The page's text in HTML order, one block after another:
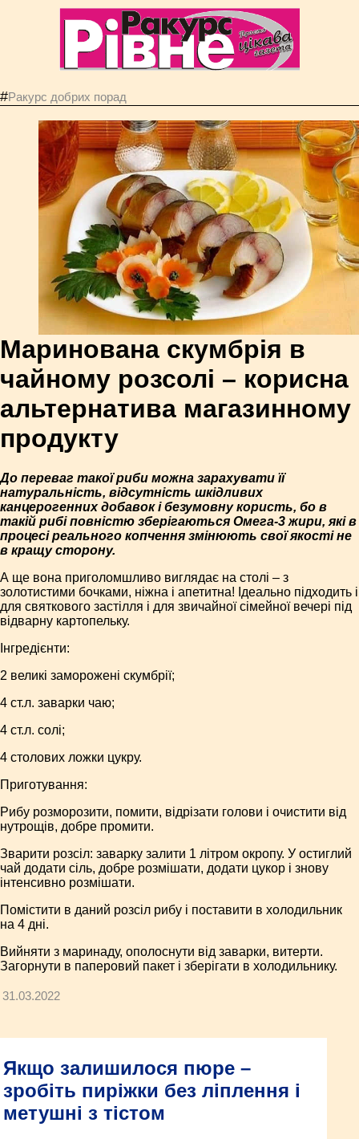
#Ракурс добрих порад
Маринована скумбрія в
чайному розсолі – корисна
альтернатива магазинному
продукту
До переваг такої риби можна зарахувати її
натуральність, відсутність шкідливих
канцерогенних добавок і безумовну користь, бо в
такій рибі повністю зберігаються Омега-3 жири, які в
процесі реального копчення змінюють свої якості не
в кращу сторону.
А ще вона приголомшливо виглядає на столі – з
золотистими бочками, ніжна і апетитна! Ідеально підходить і
для святкового застілля і для звичайної сімейної вечері під
відварну картопельку.
Інгредієнти:
2 великі заморожені скумбрії;
4 ст.л. заварки чаю;
4 ст.л. солі;
4 столових ложки цукру.
Приготування:
Рибу розморозити, помити, відрізати голови і очистити від
нутрощів, добре промити.
Зварити розсіл: заварку залити 1 літром окропу. У остиглий
чай додати сіль, добре розмішати, додати цукор і знову
інтенсивно розмішати.
Помістити в даний розсіл рибу і поставити в холодильник
на 4 дні.
Вийняти з маринаду, ополоснути від заварки, витерти.
Загорнути в паперовий пакет і зберігати в холодильнику.
31.03.2022
Якщо залишилося пюре –
зробіть пиріжки без ліплення і
метушні з тістом